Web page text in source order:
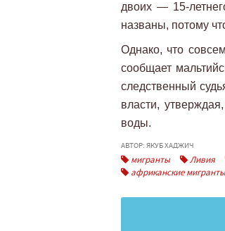
двоих — 15-
названы, потому
Однако, что
сообщает
следственный
власти,
воды.
АВТОР: ЯКУБ ХАДЖИЧ
мигранты Ливия
африканские мигранты